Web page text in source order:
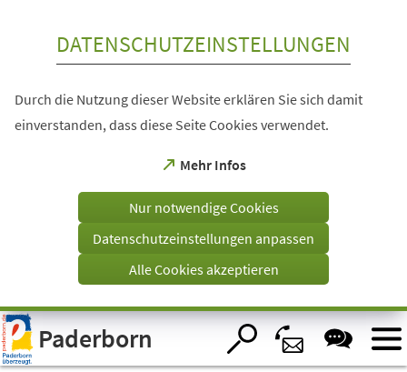
Visuelle
Assistenzsoftware
öffnen.
DATENSCHUTZEINSTELLUNGEN
Durch die Nutzung dieser Website erklären Sie sich damit
einverstanden, dass diese Seite Cookies verwendet.
Mehr Infos
(Öffnet
einem
Tab)
Nur notwendige Cookies
Datenschutzeinstellungen anpassen
Alle Cookies akzeptieren
Paderborn